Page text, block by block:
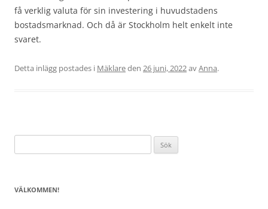
få verklig valuta för sin investering i huvudstadens
bostadsmarknad. Och då är Stockholm helt enkelt inte
svaret.
Detta inlägg postades i Mäklareden 26 juni, 2022avAnna.
efter:
VÄLKOMMEN!